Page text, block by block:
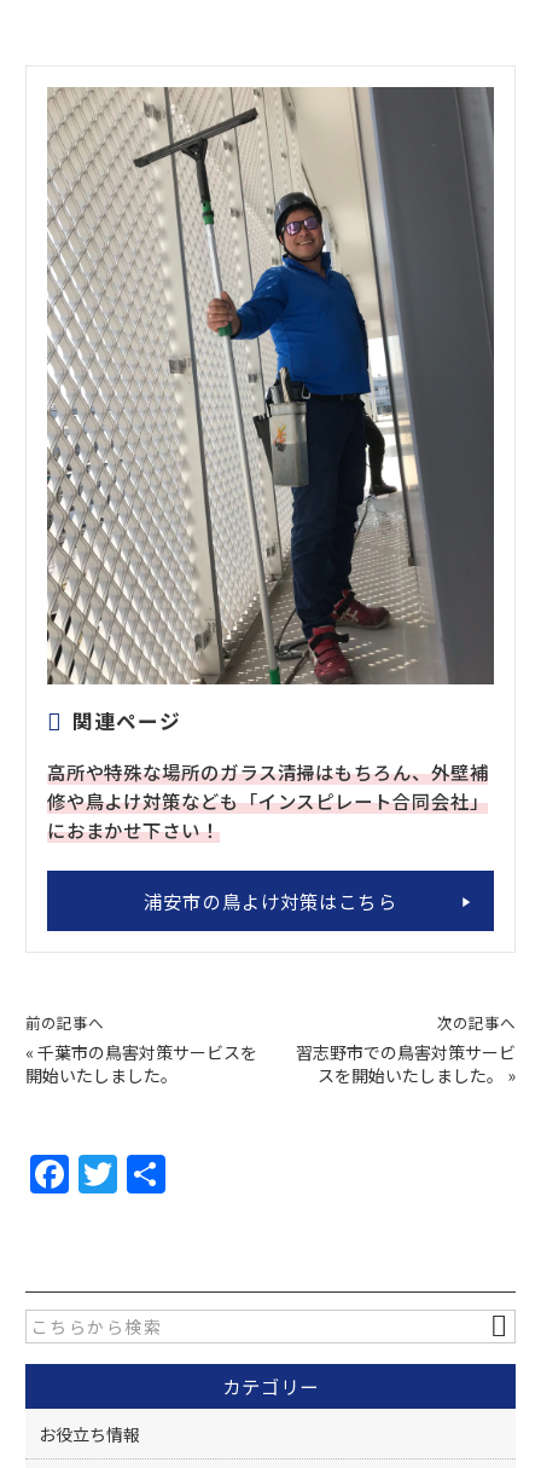
関連ページ
高所や特殊な場所のガラス清掃はもちろん、外壁補
修や鳥よけ対策なども「インスピレート合同会社」
におまかせ下さい！
浦安市の鳥よけ対策はこちら
前の記事へ
« 千葉市の鳥害対策サービスを
開始いたしました。
次の記事へ
習志野市での鳥害対策サービ
スを開始いたしました。
»
F
e
b
o
o
k
T
er
カテゴリー
お役立ち情報